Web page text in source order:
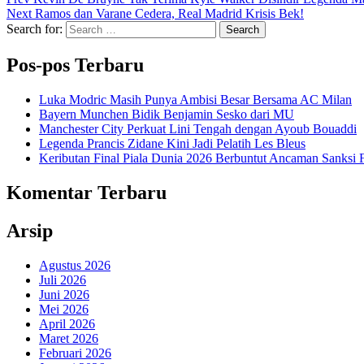
Next Ramos dan Varane Cedera, Real Madrid Krisis Bek!
Search for:
Search
Pos-pos Terbaru
Luka Modric Masih Punya Ambisi Besar Bersama AC Milan
Bayern Munchen Bidik Benjamin Sesko dari MU
Manchester City Perkuat Lini Tengah dengan Ayoub Bouaddi
Legenda Prancis Zidane Kini Jadi Pelatih Les Bleus
Keributan Final Piala Dunia 2026 Berbuntut Ancaman Sanksi
Komentar Terbaru
Arsip
Agustus 2026
Juli 2026
Juni 2026
Mei 2026
April 2026
Maret 2026
Februari 2026